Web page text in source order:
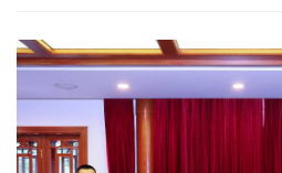
子成员进行研讨。 会议指出，今年是“
冲刺世界一流...